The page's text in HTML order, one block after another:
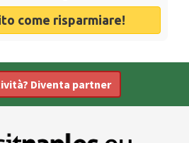
come risparmiare!
Diventa partner